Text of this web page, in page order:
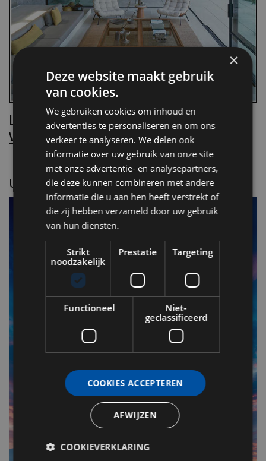
Lees Villa d’Arte!
Word nu abonnee.
UITGELICHT
×
Deze website maakt gebruik
van cookies.
We gebruiken cookies om inhoud en
advertenties te personaliseren en om ons
verkeer te analyseren. We delen ook
informatie over uw gebruik van onze site
met onze advertentie- en analysepartners,
die deze kunnen combineren met andere
informatie die u aan hen heeft verstrekt of
die zij hebben verzameld door uw gebruik
van hun diensten.
Strikt
noodzakelijk
Prestatie Targeting
Functioneel
Niet-
geclassificeerd
COOKIES ACCEPTEREN
AFWIJZEN
COOKIEVERKLARING